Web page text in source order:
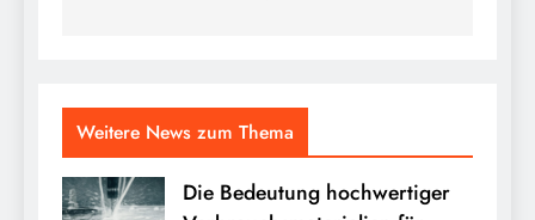
Weitere News zum Thema
Die Bedeutung hochwertiger